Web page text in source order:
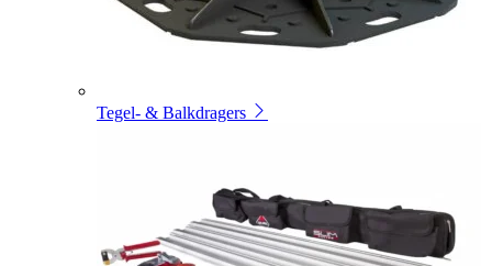
Tegel- & Balkdragers